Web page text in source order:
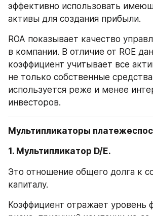
эффективно использовать
активы для создания прибыли.
ROA показывает качество
в компании. В отличие от ROE
коэффициент учитывает все
не только собственные
используется реже и менее
инвесторов.
Мультипликаторы
1. Мультипликатор D/E.
Это отношение общего долга к
капиталу.
Коэффициент отражает уровень